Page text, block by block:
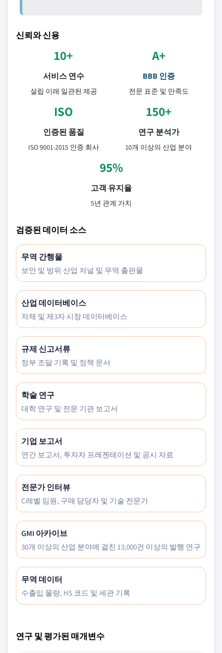
신뢰와 신용
10+
서비스 연수
설립 이래 일관된 제공
A+
BBB 인증
전문 표준 및 만족도
ISO
인증된 품질
ISO 9001-2015 인증 회사
150+
연구 분석가
10개 이상의 산업 분야
95%
고객 유지율
5년 관계 가치
검증된 데이터 소스
무역 간행물
보안 및 방위 산업 저널 및 무역 출판물
산업 데이터베이스
자체 및 제3자 시장 데이터베이스
규제 신고서류
정부 조달 기록 및 정책 문서
학술 연구
대학 연구 및 전문 기관 보고서
기업 보고서
연간 보고서, 투자자 프레젠테이션 및 공시 자료
전문가 인터뷰
C레벨 임원, 구매 담당자 및 기술 전문가
GMI 아카이브
30개 이상의 산업 분야에 걸친 13,000건 이상의 발행 연구
무역 데이터
수출입 물량, HS 코드 및 세관 기록
연구 및 평가된 매개변수